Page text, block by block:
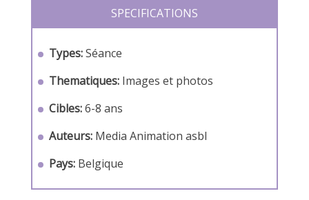
SPECIFICATIONS
Types:Séance
Thematiques: Images et photos
Cibles:6-8 ans
Auteurs: Media Animation asbl
Pays: Belgique